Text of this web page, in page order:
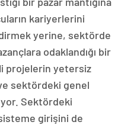
kariyerlerini
yerine, sektörde
odaklandığı bir
projelerin yetersiz
sektördeki genel
Sektördeki
girişini de